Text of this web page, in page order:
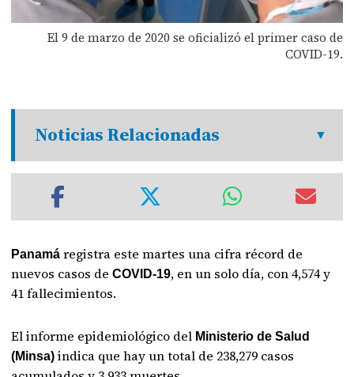
El 9 de marzo de 2020 se oficializó el primer caso de
COVID-19.
Noticias Relacionadas
Panamá registra este martes una cifra récord de
nuevos casos deCOVID-19, en un solo día, con 4,574 y
41 fallecimientos.
El informe epidemiológico del Ministerio de Salud
(Minsa)indica que hay un total de 238,279 casos